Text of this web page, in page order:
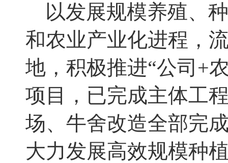
以发展规模养殖、
和农业产业化进程，
地，积极推进“公司 +
项目，已完成主体工
场、牛舍改造全部完
大力发展高效规模种